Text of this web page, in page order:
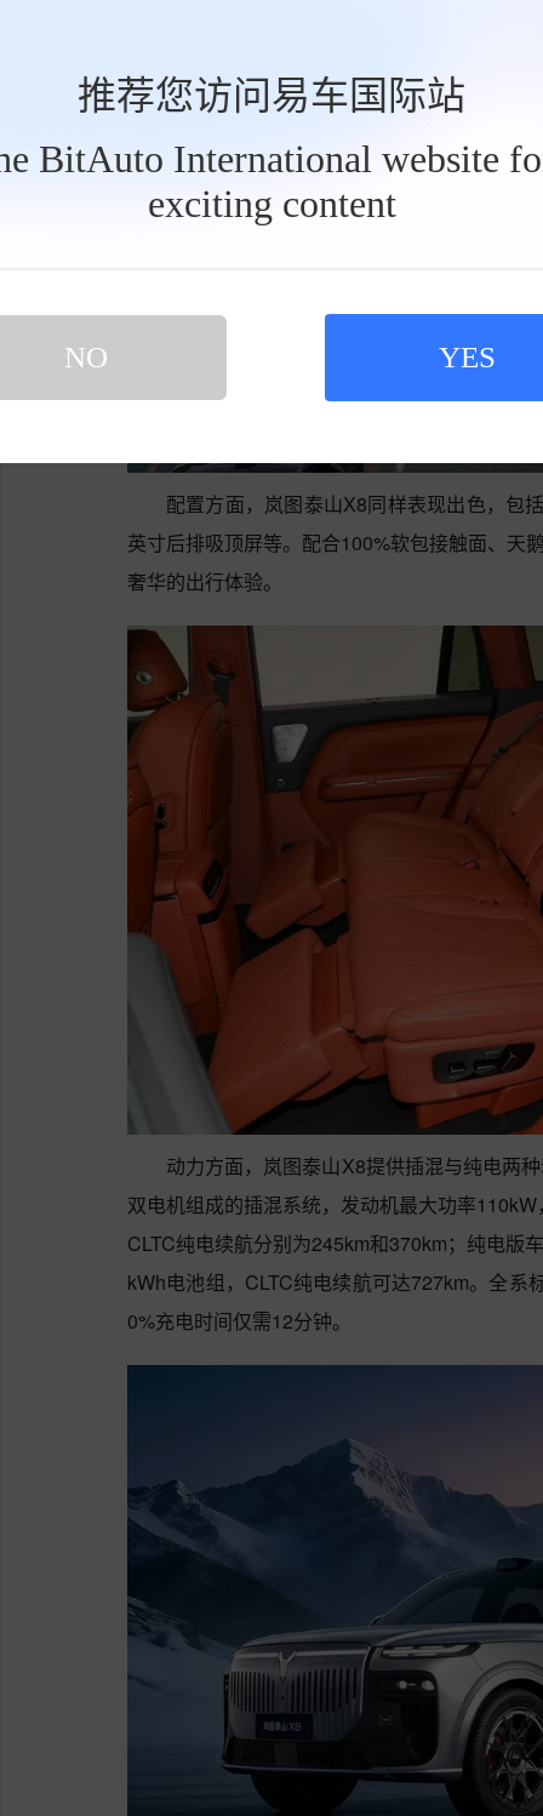
推荐您访问易车国际站
BitAuto International website
exciting content
NO YES
配置方面，岚图泰山X8同样表现出色，包
英寸后排吸顶屏等。配合100%软包接触面、天
奢华的出行体验。
动力方面，岚图泰山X8提供插混与纯电两
双电机组成的插混系统，发动机最大功率
CLTC纯电续航分别为245km和370km；纯电版
kWh电池组，CLTC纯电续航可达727km。全
0%充电时间仅需12分钟。